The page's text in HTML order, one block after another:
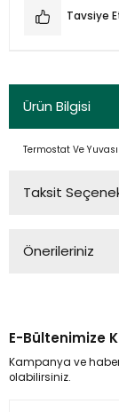
Tavsiye
Ürün Bilgisi
Termostat Ve
Taksit
Önerileriniz
kullanarak
Görüş ve
E-Bültenimize
Kampanya ve
olabilirsiniz.